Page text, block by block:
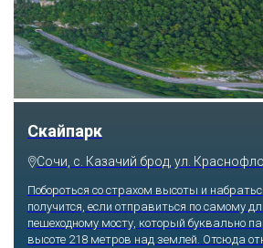
Скайпарк
Сочи, с. Казачий брод, ул.
Побороться со страхом высоты и
получится, если отправиться по самому
пешеходному мосту, который буквально
высоте 218 метров над землей. Отсюда